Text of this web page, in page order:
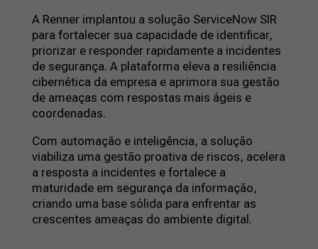
A Renner implantou a solução ServiceNow SIR
para fortalecer sua capacidade de identificar,
priorizar e responder rapidamente a incidentes
de segurança. A plataforma eleva a resiliência
cibernética da empresa e aprimora sua gestão
de ameaças com respostas mais ágeis e
coordenadas.
Com automação e inteligência, a solução
viabiliza uma gestão proativa de riscos, acelera
a resposta a incidentes e fortalece a
maturidade em segurança da informação,
criando uma base sólida para enfrentar as
crescentes ameaças do ambiente digital.